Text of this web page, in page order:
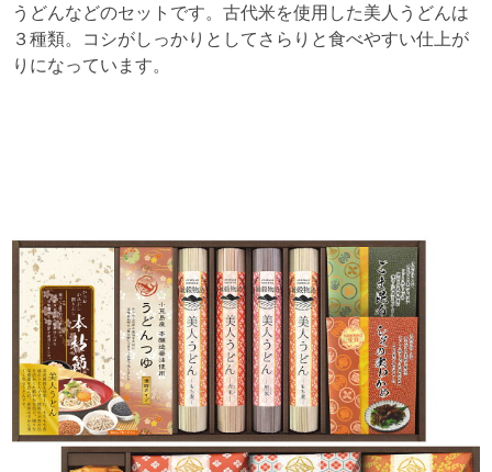
うどんなどのセットです。古代米を使用した美人うどんは
３種類。コシがしっかりとしてさらりと食べやすい仕上が
りになっています。